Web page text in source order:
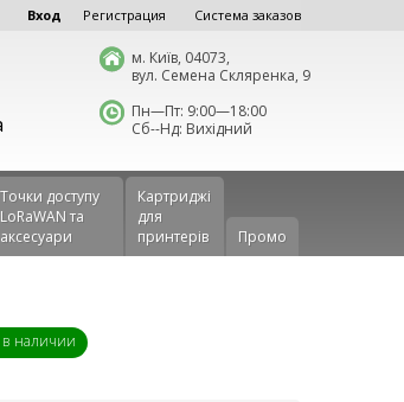
Вход Регистрация Система заказов
м. Київ, 04073,
вул. Семена Скляренка, 9
Пн—Пт: 9:00—18:00
Сб--Нд: Вихідний
Точки доступу
LoRaWAN та
аксесуари
Картриджі
для
принтерів
Промо
наличии